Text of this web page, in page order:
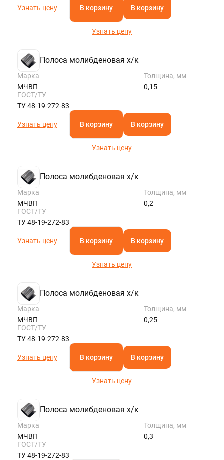
Узнать цену В корзину В корзину
Узнать цену
Полоса молибденовая х/к
Марка
МЧВП
Толщина, мм
0,15
ГОСТ/ТУ
ТУ 48-19-272-83
Узнать цену В корзину В корзину
Узнать цену
Полоса молибденовая х/к
Марка
МЧВП
Толщина, мм
0,2
ГОСТ/ТУ
ТУ 48-19-272-83
Узнать цену В корзину В корзину
Узнать цену
Полоса молибденовая х/к
Марка
МЧВП
Толщина, мм
0,25
ГОСТ/ТУ
ТУ 48-19-272-83
Узнать цену В корзину В корзину
Узнать цену
Полоса молибденовая х/к
Марка
МЧВП
Толщина, мм
0,3
ГОСТ/ТУ
ТУ 48-19-272-83